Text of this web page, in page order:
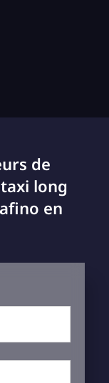
de
long
en